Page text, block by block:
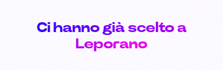
Ci hanno già scelto a
Leporano